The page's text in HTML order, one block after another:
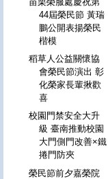
44屆榮民節 黃瑞
鵬公開表揚榮民
楷模
稻草人公益關懷協
會榮民節演出 彰
化榮家長輩揪歡
喜
校園門禁安全大升
級 臺南推動校園
大門側門改善×鐵
捲門防夾
榮民節前夕嘉榮院